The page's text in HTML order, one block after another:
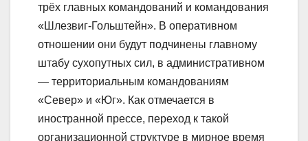
трёх главных командований и командования
«Шлезвиг-Гольштейн». В оперативном
отношении они будут подчинены главному
штабу сухопутных сил, в административном
— территориальным командованиям
«Север» и «Юг». Как отмечается в
иностранной прессе, переход к такой
организационной структуре в мирное время